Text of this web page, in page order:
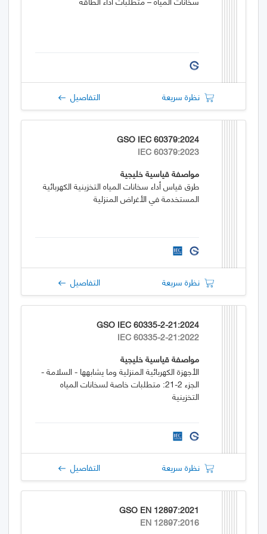
نظرة سريعة التفاصيل
GSO IEC 60379:2024
IEC 60379:2023
مواصفة قياسية خليجية
طرق قياس أداء سخانات المياه التخزينية الكهربائية
المستخدمة في الأغراض المنزلية
نظرة سريعة التفاصيل
GSO IEC 60335-2-21:2024
IEC 60335-2-21:2022
مواصفة قياسية خليجية
الأجهزة الكهربائية المنزلية وما يشابهها - السلامة -
الجزء 2-21: متطلبات خاصة لسخانات المياه
التخزينية
نظرة سريعة التفاصيل
GSO EN 12897:2021
EN 12897:2016